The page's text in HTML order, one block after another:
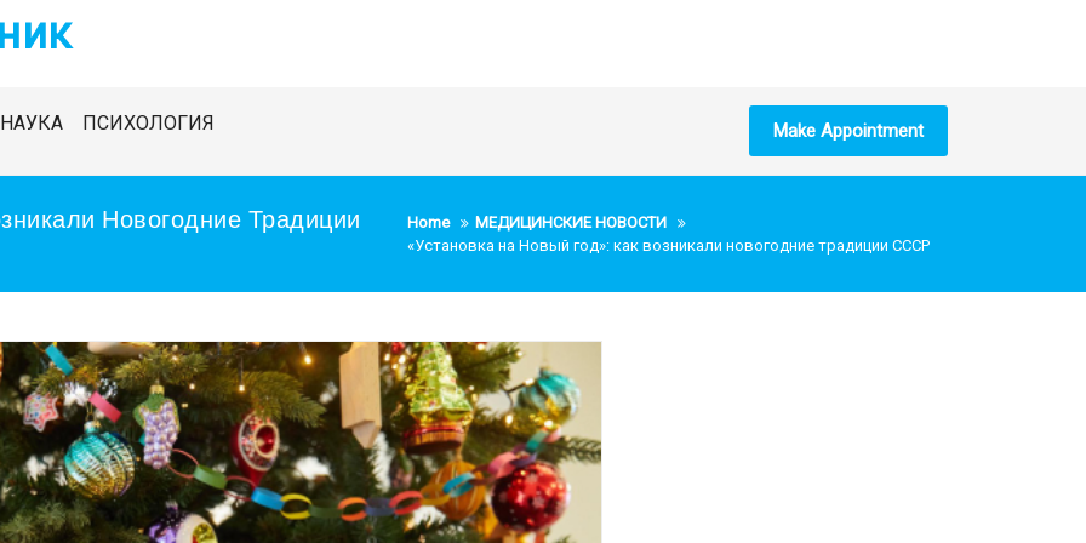
НАУКА ПСИХОЛОГИЯ Make Appointment
Новогодние Традиции
Home
МЕДИЦИНСКИЕ НОВОСТИ
«Установка на Новый год»: как возникали новогодние традиции СССР